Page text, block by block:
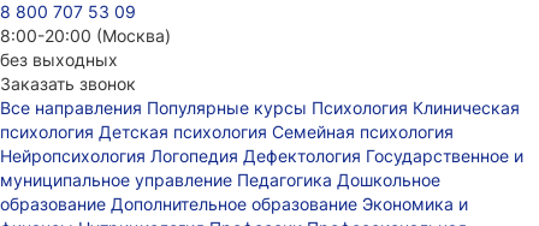
8 800 707 53 09
8:00-20:00 (Москва)
без выходных
Заказать звонок
Все направления Популярные курсы Психология Клиническая
психология Детская психология Семейная психология
Нейропсихология Логопедия Дефектология Государственное и
муниципальное управление Педагогика Дошкольное
образование Дополнительное образование Экономика и